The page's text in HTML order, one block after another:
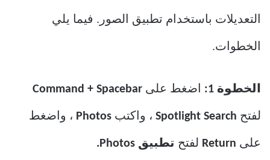
التعديلات باستخدام تطبيق الصور. فيما يلي
الخطوات.
الخطوة 1: اضغط على Command + Spacebar
لفتح ، واكتب Photos ، واضغط
على Return لفتح تطبيق Photos.